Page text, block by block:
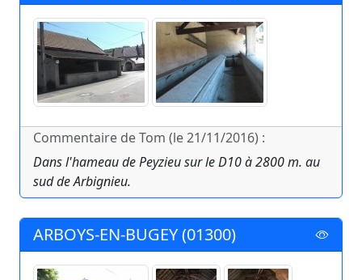
Commentaire de Tom (le 21/11/2016) :
Dans l'hameau de Peyzieu sur le D10 à 2800 m. au
sud de Arbignieu.
ARBOYS-EN-BUGEY (01300)